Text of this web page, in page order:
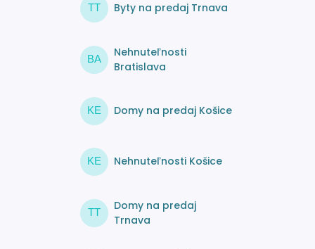
TT Byty na predaj Trnava
BA
Nehnuteľnosti
Bratislava
KE Domy na predaj Košice
KE Nehnuteľnosti Košice
TT
Domy na predaj
Trnava